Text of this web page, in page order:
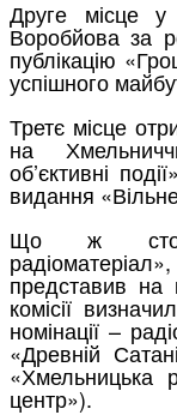
Друге місце у
Воробйова за
публікацію
успішного
Третє місце
на
об’єктивні
видання
Що ж
представив на
комісії
номінації –
«Древній
«Хмельницька
центр»).